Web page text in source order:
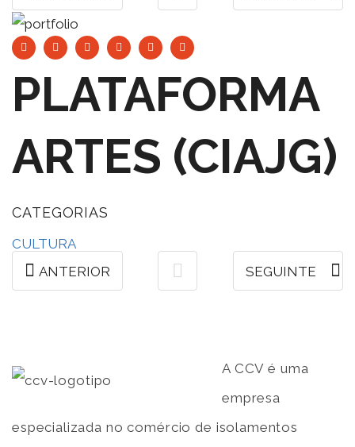
PLATAFORMA
ARTES (CIAJG)
CATEGORIAS
CULTURA
ANTERIOR
SEGUINTE
A CCV é uma
empresa
especializada no comércio de isolamentos